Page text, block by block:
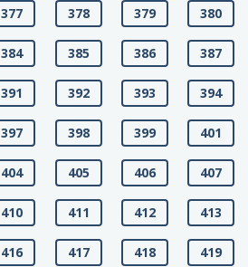
377 378 379 380
384 385 386 387
391 392 393 394
397 398 399 401
404 405 406 407
410 411 412 413
416 417 418 419